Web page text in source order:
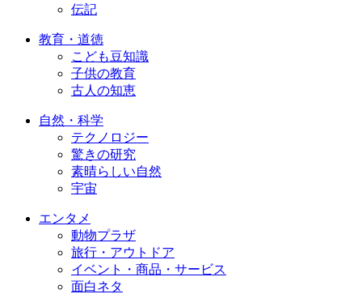
伝記
教育・道徳
こども豆知識
子供の教育
古人の知恵
自然・科学
テクノロジー
驚きの研究
素晴らしい自然
宇宙
エンタメ
動物プラザ
旅行・アウトドア
イベント・商品・サービス
面白ネタ